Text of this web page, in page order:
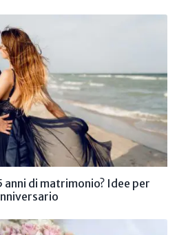
anni di matrimonio? Idee per